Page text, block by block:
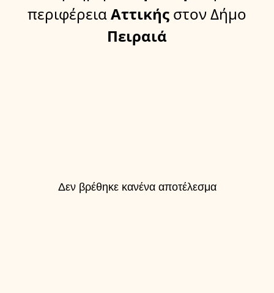
περιφέρειαΑττικής στον Δήμο
Πειραιά
Δεν βρέθηκε κανένα αποτέλεσμα